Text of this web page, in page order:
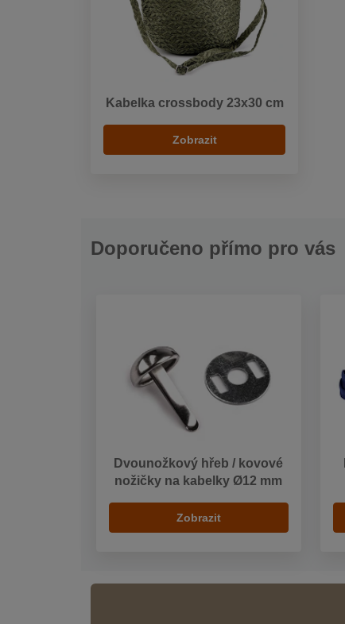
Kabelka crossbody 23x30 cm
Zobrazit
Doporučeno přímo pro vás
Dvounožkový hřeb / kovové
nožičky na kabelky Ø12 mm
Zobrazit